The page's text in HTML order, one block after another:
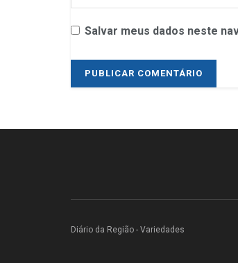
Salvar meus dados neste
Diário da Região - Variedades